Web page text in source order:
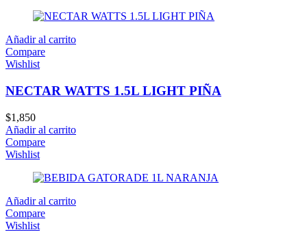
Añadir al carrito
Compare
Wishlist
NECTAR WATTS 1.5L LIGHT PIÑA
$1,850
Añadir al carrito
Compare
Wishlist
Añadir al carrito
Compare
Wishlist